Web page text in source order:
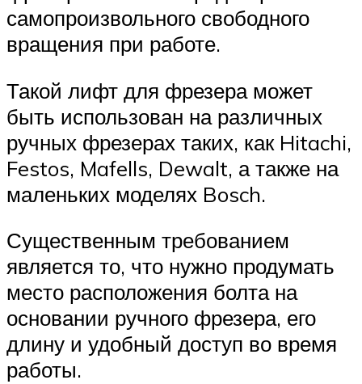
самопроизвольного свободного
вращения при работе.
Такой лифт для фрезера может
быть использован на различных
ручных фрезерах таких, как Hitachi,
Festos, Mafells, Dewalt, а также на
маленьких моделях Bosch.
Существенным требованием
является то, что нужно продумать
место расположения болта на
основании ручного фрезера, его
длину и удобный доступ во время
работы.